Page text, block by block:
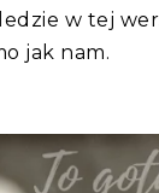
w tej
jak nam.